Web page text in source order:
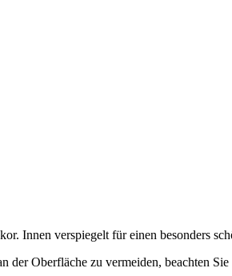
Innen verspiegelt für einen besonders
der Oberfläche zu vermeiden, beachten